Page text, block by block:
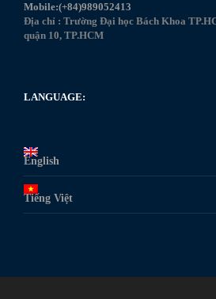
Mobile:(+84)989052413
Địa chỉ : Trường Đại học Bách Khoa
quận 10, TP.HCM
LANGUAGE:
English
Tiếng Việt